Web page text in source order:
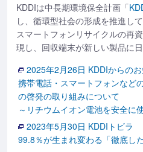
KDDIは中長期環境保全計画「
し、循環型社会の形成を推進し
スマートフォンリサイクルの再
現し、回収端末が新しい製品に
2025年2月26日 KDDIからの
携帯電話・スマートフォンなど
の啓発の取り組みについて
～リチウムイオン電池を安全に
2023年5月30日 KDDIトビラ
99.8％が生まれ変わる「徹底し